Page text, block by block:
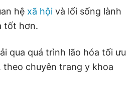
hệ xã hội và lối sống lành
tốt hơn.
qua quá trình lão hóa tối ưu
theo chuyên trang y khoa